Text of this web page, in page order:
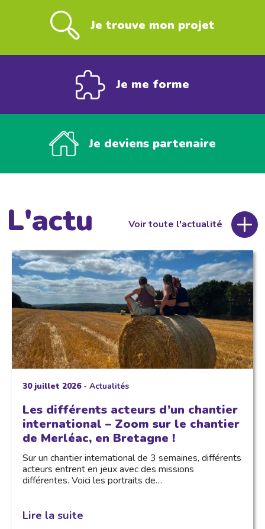
Je trouve mon projet
Je me forme
Je deviens partenaire
L'actu Voir toute l'actualité
30 juillet 2026- Actualités
Les différents acteurs d’un chantier
international – Zoom sur le chantier
de Merléac, en Bretagne !
Sur un chantier international de 3 semaines, différents
acteurs entrent en jeux avec des missions
différentes. Voici les portraits de…
Lire la suite